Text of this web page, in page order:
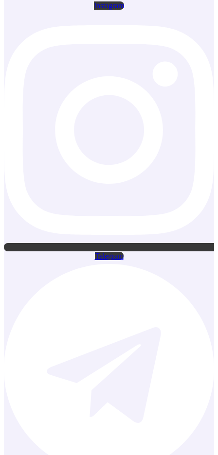
Instagram
Telegram